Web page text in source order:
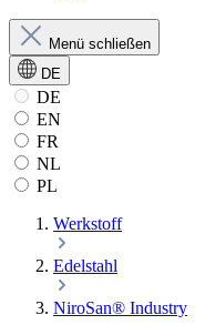
Menü schließen
DE
DE
EN
FR
NL
PL
Werkstoff
Edelstahl
NiroSan® Industry